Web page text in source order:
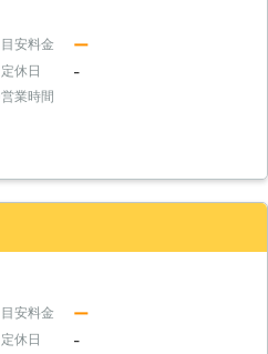
目安料金 ー
定休日 -
営業時間
目安料金 ー
定休日 -